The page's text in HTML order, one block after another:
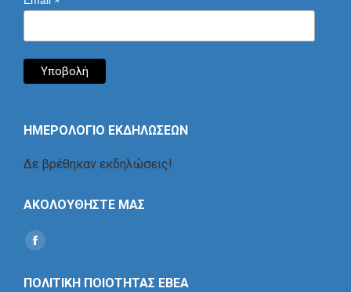
ΗΜΕΡΟΛΟΓΙΟ ΕΚΔΗΛΩΣΕΩΝ
Δε βρέθηκαν εκδηλώσεις!
ΑΚΟΛΟΥΘΗΣΤΕ ΜΑΣ
Find us on:
Social
ΠΟΛΙΤΙΚΗ ΠΟΙΟΤΗΤΑΣ ΕΒΕΑ